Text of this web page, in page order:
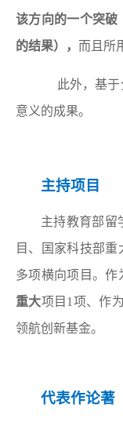
该方向的一个突破
的结果）， 而且所
此外，基
意义的成果。
主持项目
主持教育部留
目、国家科技部
多项横向项目。作
重大项目 1 项、作
领航创新基金。
代表作论著